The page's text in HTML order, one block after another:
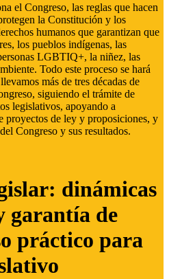
el Congreso, las reglas que hacen
la Constitución y los
humanos que garantizan que
los pueblos indígenas, las
LGBTIQ+, la niñez, las
Todo este proceso se hará
más de tres décadas de
siguiendo el trámite de
legislativos, apoyando a
proyectos de ley y proposiciones, y
Congreso y sus resultados.
dinámicas
garantía de
práctico para